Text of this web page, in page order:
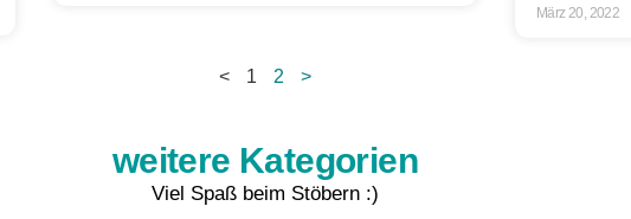
März 20, 2022
< 1 2 >
weitere Kategorien
Viel Spaß beim Stöbern :)